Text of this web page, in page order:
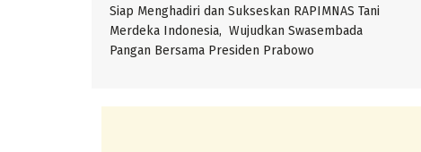
Siap Menghadiri dan Sukseskan RAPIMNAS Tani
Merdeka Indonesia, Wujudkan Swasembada
Pangan Bersama Presiden Prabowo